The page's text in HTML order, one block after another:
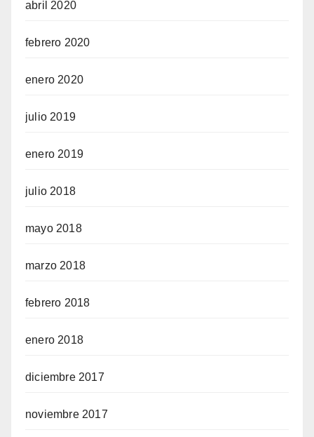
abril 2020
febrero 2020
enero 2020
julio 2019
enero 2019
julio 2018
mayo 2018
marzo 2018
febrero 2018
enero 2018
diciembre 2017
noviembre 2017